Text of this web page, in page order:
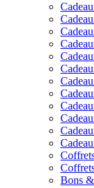
Bons